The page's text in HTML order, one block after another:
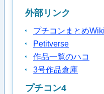
外部リンク
プチコンまとめ
Petitverse
作品一覧のハコ
3号作品倉庫
プチコン4